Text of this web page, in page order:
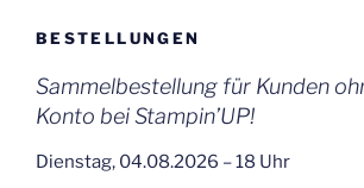
BESTELLUNGEN
Sammelbestellung für Kunden
Konto bei Stampin’UP!
Dienstag, 04.08.2026 – 18 Uhr